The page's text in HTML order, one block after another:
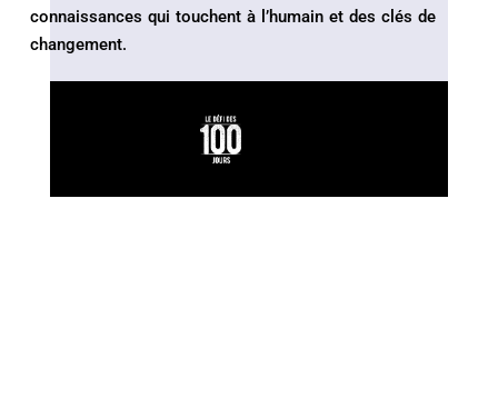
connaissances qui touchent à l’humain et des clés de
changement.